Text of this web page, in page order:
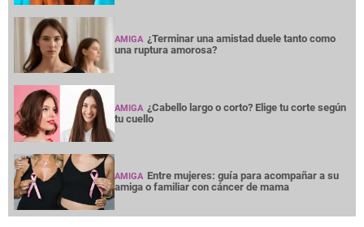
AMIGA ¿Terminar una amistad duele tanto como
una ruptura amorosa?
AMIGA ¿Cabello largo o corto? Elige tu corte según
tu cuello
AMIGA Entre mujeres: guía para acompañar a su
amiga o familiar con cáncer de mama